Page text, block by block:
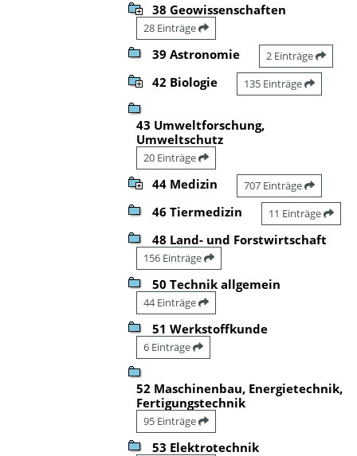
38 Geowissenschaften
28 Einträge
39 Astronomie 2 Einträge
42 Biologie 135 Einträge
43 Umweltforschung,
Umweltschutz
20 Einträge
44 Medizin 707 Einträge
46 Tiermedizin 11 Einträge
48 Land- und Forstwirtschaft
156 Einträge
50 Technik allgemein
44 Einträge
51 Werkstoffkunde
6 Einträge
52 Maschinenbau, Energietechnik,
Fertigungstechnik
95 Einträge
53 Elektrotechnik